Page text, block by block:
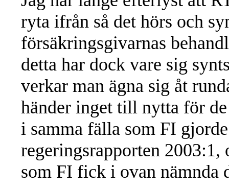
ryta ifrån så det hörs och
försäkringsgivarnas
detta har dock vare sig
verkar man ägna sig åt
händer inget till nytta för
i samma fälla som FI
regeringsrapporten
som FI fick i ovan nämnda